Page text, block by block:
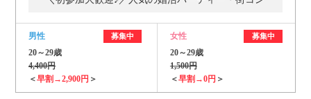
男性 募集中
20～29歳
4,400円
＜早割→2,900円 ＞
女性 募集中
20～29歳
1,500円
＜早割→0円 ＞